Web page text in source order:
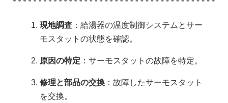
現地調査 ：給湯器の温度制御システムとサー
モスタットの状態を確認。
原因の特定 ：サーモスタットの故障を特定。
修理と部品の交換 ：故障したサーモスタット
を交換。